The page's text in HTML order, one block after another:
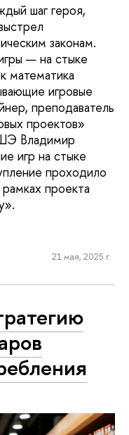
шаг героя,
законам.
— на стыке
математика
игровые
преподаватель
проектов»
Владимир
игр на стыке
проходило
проекта
21 мая, 2025 г.